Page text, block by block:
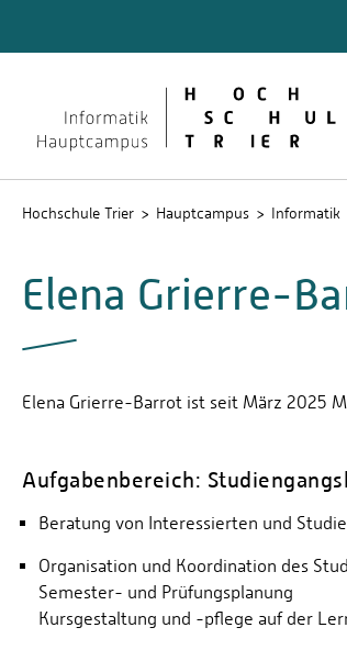
Hochschule Trier Hauptcampus Informatik
Elena Grierre-
Elena Grierre-Barrot ist seit März 2025
Aufgabenbereich:
Beratung von Interessierten und
Organisation und Koordination des
Semester- und Prüfungsplanung
Kursgestaltung und -pflege auf der